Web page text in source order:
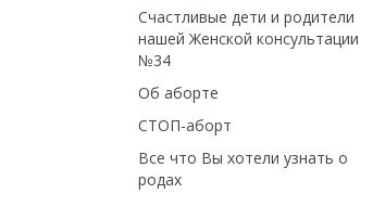
Счастливые дети и родители
нашей Женской консультации
№34
Об аборте
СТОП-аборт
Все что Вы хотели узнать о
родах